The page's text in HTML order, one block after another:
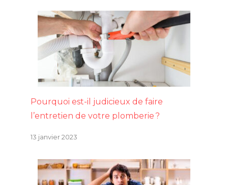
Pourquoi est-il judicieux de faire
l’entretien de votre plomberie ?
13 janvier 2023